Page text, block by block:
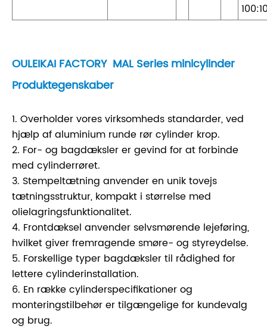
OULEIKAI FACTORY MAL Series minicylinder
Produktegenskaber
1. Overholder vores virksomheds standarder, ved
hjælp af aluminium runde rør cylinder krop.
2. For- og bagdæksler er gevind for at forbinde
med cylinderrøret.
3. Stempeltætning anvender en unik tovejs
tætningsstruktur, kompakt i størrelse med
olielagringsfunktionalitet.
4. Frontdæksel anvender selvsmørende lejeføring,
hvilket giver fremragende smøre- og styreydelse.
5. Forskellige typer bagdæksler til rådighed for
lettere cylinderinstallation.
6. En række cylinderspecifikationer og
monteringstilbehør er tilgængelige for kundevalg
og brug.